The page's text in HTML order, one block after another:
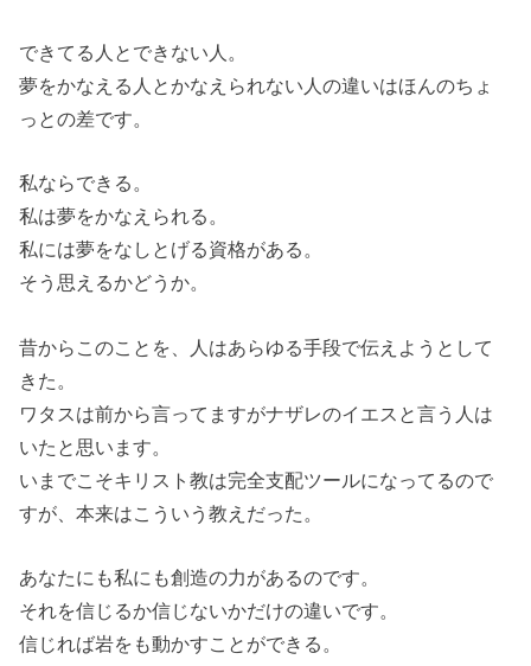
できてる人とできない人。
夢をかなえる人とかなえられない人の違いはほんのちょ
っとの差です。
私ならできる。
私は夢をかなえられる。
私には夢をなしとげる資格がある。
そう思えるかどうか。
昔からこのことを、人はあらゆる手段で伝えようとして
きた。
ワタスは前から言ってますがナザレのイエスと言う人は
いたと思います。
いまでこそキリスト教は完全支配ツールになってるので
すが、本来はこういう教えだった。
あなたにも私にも創造の力があるのです。
それを信じるか信じないかだけの違いです。
信じれば岩をも動かすことができる。